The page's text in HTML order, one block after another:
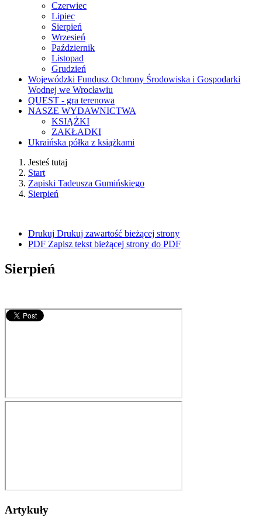
Czerwiec
Lipiec
Sierpień
Wrzesień
Październik
Listopad
Grudzień
Wojewódzki Fundusz Ochrony Środowiska i Gospodarki
Wodnej we Wrocławiu
QUEST - gra terenowa
NASZE WYDAWNICTWA
KSIĄŻKI
ZAKŁADKI
Ukraińska półka z książkami
Jesteś tutaj
Start
Zapiski Tadeusza Gumińskiego
Sierpień
Drukuj Drukuj zawartość bieżącej strony
PDF Zapisz tekst bieżącej strony do PDF
Sierpień
Artykuły